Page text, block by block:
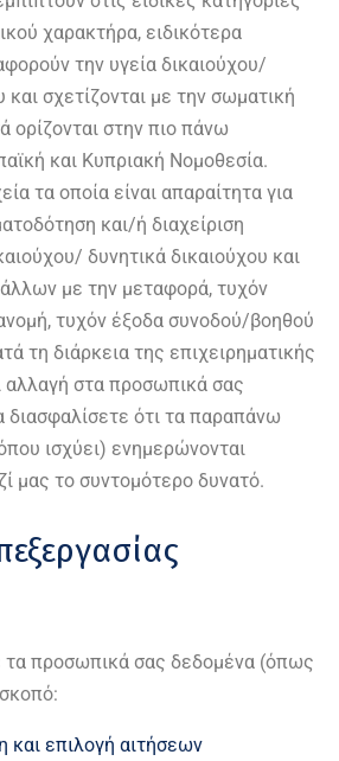
χαρακτήρα, ειδικότερα
την υγεία δικαιούχου/
και σχετίζονται με την σωματική
ορίζονται στην πιο πάνω
και Κυπριακή Νομοθεσία.
τα οποία είναι απαραίτητα για
και/ή διαχείριση
δυνητικά δικαιούχου και
άλλων με την μεταφορά, τυχόν
τυχόν έξοδα συνοδού/βοηθού
τη διάρκεια της επιχειρηματικής
αλλαγή στα προσωπικά σας
διασφαλίσετε ότι τα παραπάνω
ισχύει) ενημερώνονται
μας το συντομότερο δυνατό.
τα προσωπικά σας δεδομένα (όπως
και επιλογή αιτήσεων